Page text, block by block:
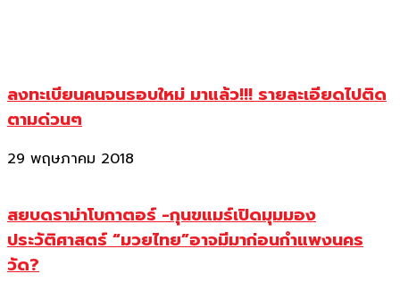
ลงทะเบียนคนจนรอบใหม่ มาแล้ว!!! รายละเอียดไปติด
ตามด่วนๆ
29 พฤษภาคม 2018
สยบดราม่าโบกาตอร์ -กุนขแมร์เปิดมุมมอง
ประวัติศาสตร์ “มวยไทย”อาจมีมาก่อนกำแพงนคร
วัด?